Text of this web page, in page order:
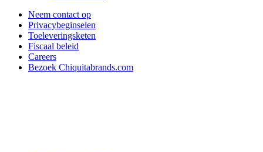
Neem contact op
Privacybeginselen
Toeleveringsketen
Fiscaal beleid
Careers
Bezoek Chiquitabrands.com